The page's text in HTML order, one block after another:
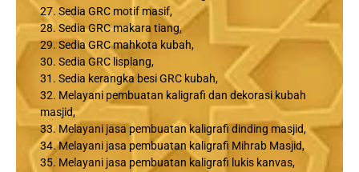
27. Sedia GRC motif masif,
28. Sedia GRC makara tiang,
29. Sedia GRC mahkota kubah,
30. Sedia GRC lisplang,
31. Sedia kerangka besi GRC kubah,
32. Melayani pembuatan kaligrafi dan dekorasi kubah
masjid,
33. Melayani jasa pembuatan kaligrafi dinding masjid,
34. Melayani jasa pembuatan kaligrafi Mihrab Masjid,
35. Melayani jasa pembuatan kaligrafi lukis kanvas,